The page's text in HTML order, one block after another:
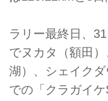
ラリー最終日、
でヌカタ（額田
湖）、シェイク
での「クラガイ